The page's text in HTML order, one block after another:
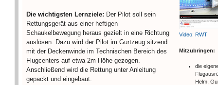
Die wichtigsten Lernziele: Der Pilot soll sein
Rettungsgerät aus einer heftigen
Schaukelbewegung heraus gezielt in eine Richtung
auslösen. Dazu wird der Pilot im Gurtzeug sitzend
mit der Deckenwinde im Technischen Bereich des
Flugcenters auf etwa 2m Höhe gezogen.
Anschließend wird die Rettung unter Anleitung
gepackt und eingebaut.
Video: RWT
Mitzubringen:
die
Helm,